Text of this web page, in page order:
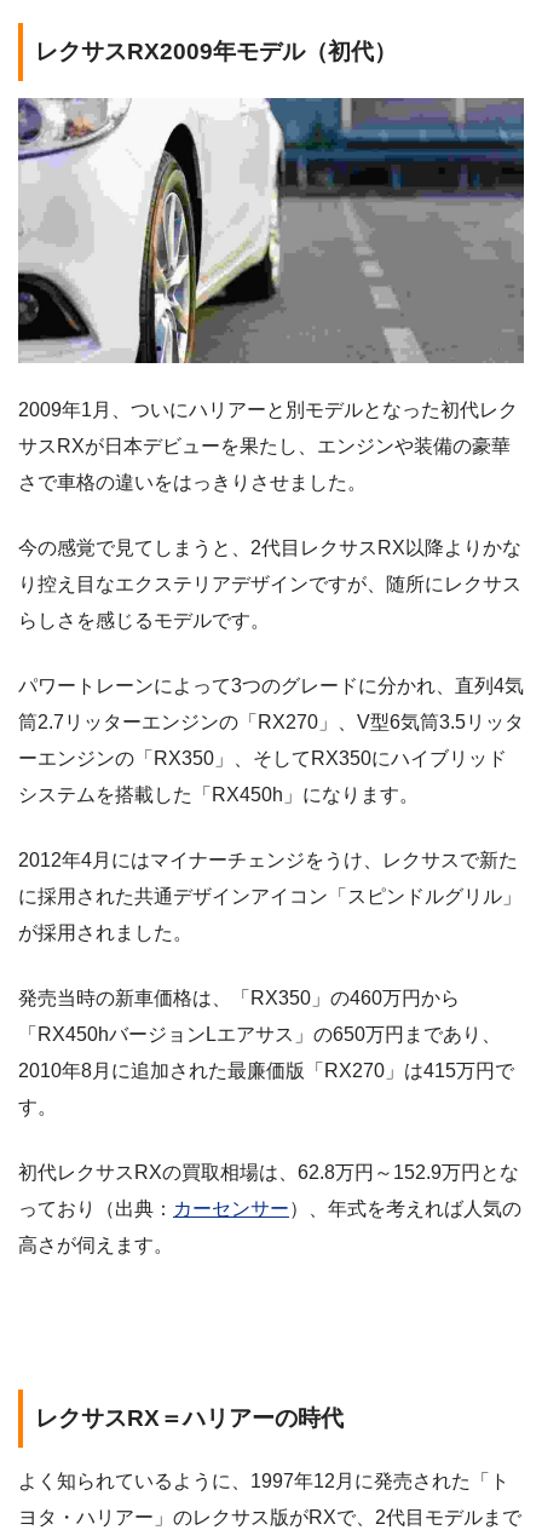
レクサスRX2009年モデル（初代）
2009年1月、ついにハリアーと別モデルとなった初代レク
サスRXが日本デビューを果たし、エンジンや装備の豪華
さで車格の違いをはっきりさせました。
今の感覚で見てしまうと、2代目レクサスRX以降よりかな
り控え目なエクステリアデザインですが、随所にレクサス
らしさを感じるモデルです。
パワートレーンによって3つのグレードに分かれ、直列4気
筒2.7リッターエンジンの「RX270」、V型6気筒3.5リッタ
ーエンジンの「RX350」、そしてRX350にハイブリッド
システムを搭載した「RX450h」になります。
2012年4月にはマイナーチェンジをうけ、レクサスで新た
に採用された共通デザインアイコン「スピンドルグリル」
が採用されました。
発売当時の新車価格は、「RX350」の460万円から
「RX450hバージョンLエアサス」の650万円まであり、
2010年8月に追加された最廉価版「RX270」は415万円で
す。
初代レクサスRXの買取相場は、62.8万円～152.9万円とな
っており（出典： カーセンサー）、年式を考えれば人気の
高さが伺えます。
レクサスRX＝ハリアーの時代
よく知られているように、1997年12月に発売された「ト
ヨタ・ハリアー」のレクサス版がRXで、2代目モデルまで